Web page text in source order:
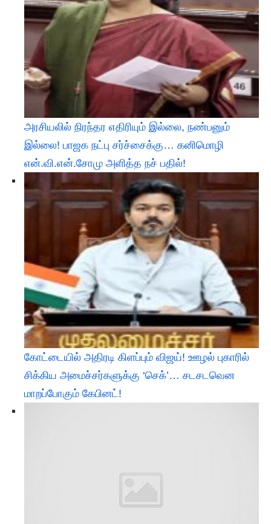
அரசியலில் நிரந்தர எதிரியும் இல்லை, நண்பனும்
இல்லை! பாஜக நட்பு சர்ச்சைக்கு… கனிமொழி
என்.வி.என்.சோமு அளித்த நச் பதில்!
கோட்டையில் அதிரடி கிளப்பும் விஜய்! ஊழல் புகாரில்
சிக்கிய அமைச்சர்களுக்கு ‘செக்’… சடசடவென
மாறப்போகும் கேபினட்!​